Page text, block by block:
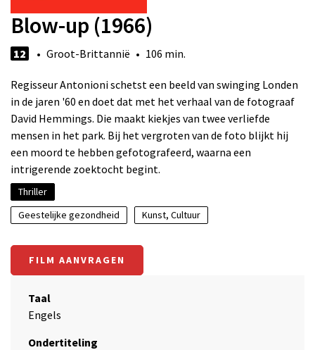
Blow-up (1966)
12 • Groot-Brittannië • 106 min.
Regisseur Antonioni schetst een beeld van swinging Londen
in de jaren '60 en doet dat met het verhaal van de fotograaf
David Hemmings. Die maakt kiekjes van twee verliefde
mensen in het park. Bij het vergroten van de foto blijkt hij
een moord te hebben gefotografeerd, waarna een
intrigerende zoektocht begint.
Thriller
Geestelijke gezondheid
Kunst, Cultuur
FILM AANVRAGEN
Taal
Engels
Ondertiteling